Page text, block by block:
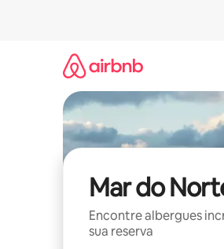
Mar do
Encontre albergues
sua reserva